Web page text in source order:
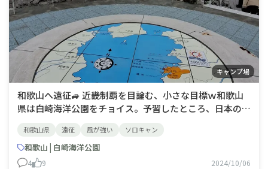
キャンプ場
和歌山へ遠征🚙 近畿制覇を目論む、小さな目標ｗ和歌山
県は白崎海洋公園をチョイス。予習したところ、日本のエ
京都南部から高速を利用して、2時間。 2023年4月16日１
日目は曇っていて、評判通り風も強かった。青い海と白い
岩が美しい。ここでは区画サイトを利用し
和歌山県 遠征 風が強い ソロキャン
和歌山 | 白崎海洋公園
4 9 2024/10/06